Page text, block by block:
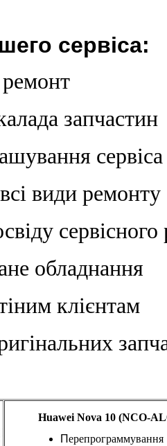
сервіса:
запчастин
сервіса
види ремонту
обладнання
клієнтам
Huawei Nova 10 (NCO-
Перепрограммування